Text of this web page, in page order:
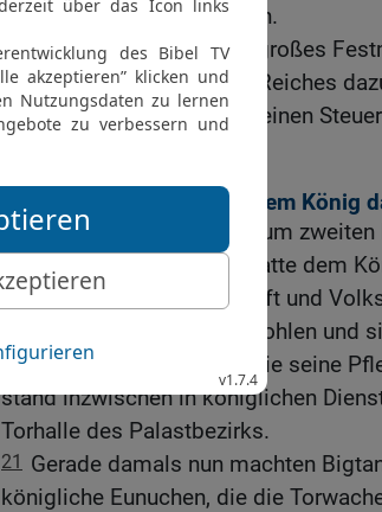
Waschtis Stelle zur Königin.
18 Er gab ihr zu Ehren ein großes
führenden Männer seines Reiches
Provinzen seines Reiches einen
Esters Pflegevater rettet dem König
19-20 Inzwischen wurden zum
König gesammelt. Ester hatte dem
von ihrer jüdischen Herkunft und
hatte Mordechai es ihr befohlen und
genauso wie damals, als sie seine
stand inzwischen in königlichen
Torhalle des Palastbezirks.
21 Gerade damals nun machten
königliche Eunuchen, die die